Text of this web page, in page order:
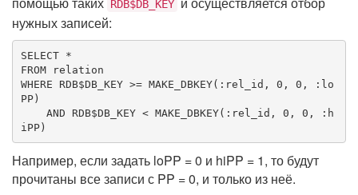
RDB$DB_KEY
нужных записей:
SELECT
FROM
WHERE RDB$DB_KEY >= MAKE_DBKEY(:rel_id, 0 , 0 , :lo
PP)
AND RDB$DB_KEY < MAKE_DBKEY(:rel_id, 0 , 0 , :h
iPP)
Например, если задать loPP = 0 и hiPP = 1, то будут
прочитаны все записи с PP = 0, и только из неё.